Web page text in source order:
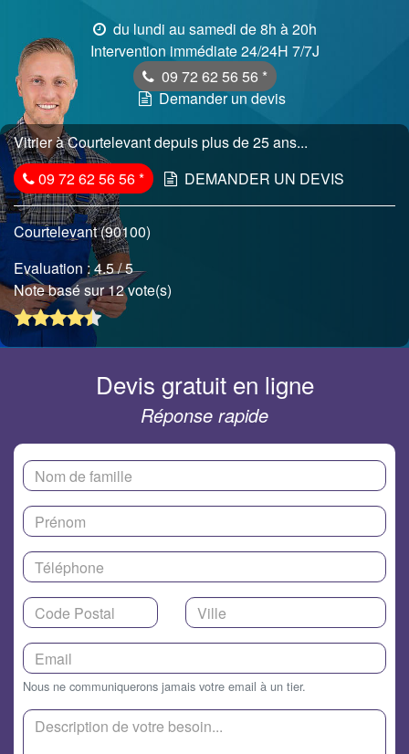
du lundi au samedi de 8h à 20h
Intervention immédiate 24/24H 7/7J
09 72 62 56 56 *
Demander un devis
Vitrier à Courtelevant depuis plus de 25 ans...
09 72 62 56 56* DEMANDER UN DEVIS
Courtelevant (90100)
Evaluation :4.5/ 5
Note basé sur 12 vote(s)
Devis gratuit en ligne
Réponse rapide
Nous ne communiquerons jamais votre email à un tier.